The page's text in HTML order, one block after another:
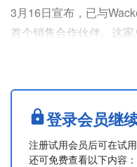
3月16日宣布，已与
首个销售合作伙伴。这
全系列车型并提供服务
（Stuttgart）拓展业务。
Lucid的混合销售战略旨
登录会员继
注册试用会员后可在试
还可免费查看以下内容：